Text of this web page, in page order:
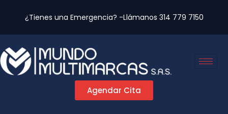
¿Tienes una Emergencia? -Llámanos 314 779 7150
Agendar Cita